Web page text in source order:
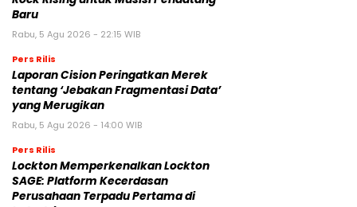
Baru
Rabu, 5 Agu 2026 - 22:15 WIB
Pers Rilis
Laporan Cision Peringatkan Merek
tentang ‘Jebakan Fragmentasi Data’
yang Merugikan
Rabu, 5 Agu 2026 - 14:00 WIB
Pers Rilis
Lockton Memperkenalkan Lockton
SAGE: Platform Kecerdasan
Perusahaan Terpadu Pertama di